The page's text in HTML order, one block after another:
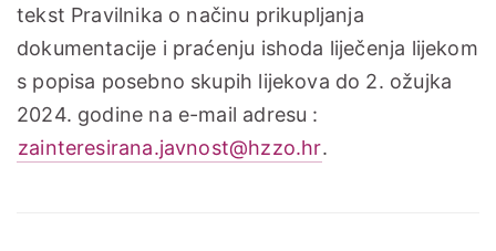
tekst Pravilnika o načinu prikupljanja
dokumentacije i praćenju ishoda liječenja lijekom
s popisa posebno skupih lijekova do 2. ožujka
2024. godine na e-mail adresu :
zainteresirana.javnost@hzzo.hr.